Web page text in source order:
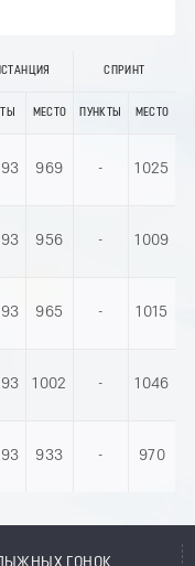
СПРИНТ
МЕСТО ПУНКТЫ МЕСТО
969 - 1025
956 - 1009
965 - 1015
1002 - 1046
933 - 970